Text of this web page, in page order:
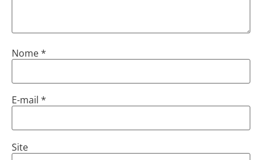
Nome*
E-mail *
Site